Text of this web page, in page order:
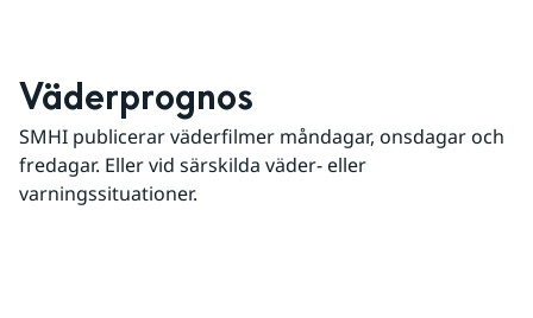
Väderprognos
SMHI publicerar väderfilmer måndagar, onsdagar och
fredagar. Eller vid särskilda väder- eller
varningssituationer.